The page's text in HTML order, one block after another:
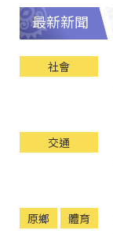
最新新聞
社會
交通
原鄉 體育